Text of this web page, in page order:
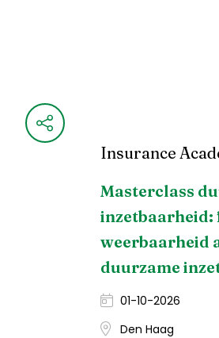
Insurance
Masterclass
inzetbaarheid:
weerbaarheid
duurzame
01-10-2026
Den Haag